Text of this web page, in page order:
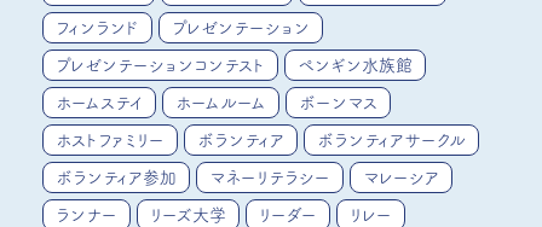
フィンランド プレゼンテーション
プレゼンテーションコンテスト ペンギン水族館
ホームステイ ホームルーム ボーンマス
ホストファミリー ボランティア ボランティアサークル
ボランティア参加 マネーリテラシー マレーシア
ランナー リーズ大学 リーダー リレー